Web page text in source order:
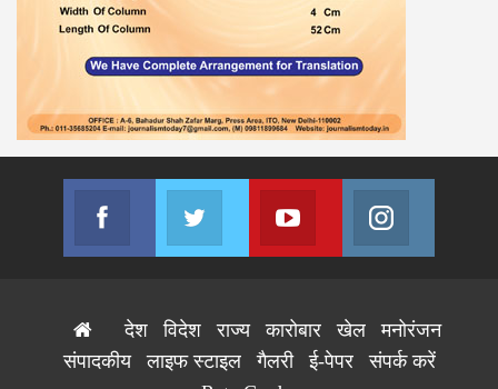
Facebook
Join us on Facebook
Twitter
Join us on Twitter
Youtube
Join us on Youtube
देश विदेश राज्य कारोबार खेल
मनोरंजन
संपादकीय
लाइफ स्टाइल गैलरी ई-पेपर
संपर्क करें